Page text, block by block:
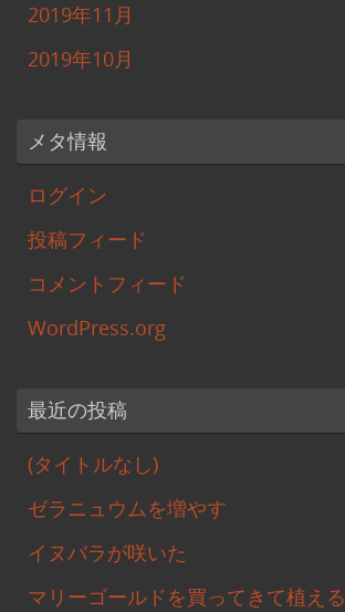
2019年11月
2019年10月
メタ情報
ログイン
投稿フィード
コメントフィード
WordPress.org
最近の投稿
(タイトルなし)
ゼラニュウムを増やす
イヌバラが咲いた
マリーゴールドを買ってきて植える